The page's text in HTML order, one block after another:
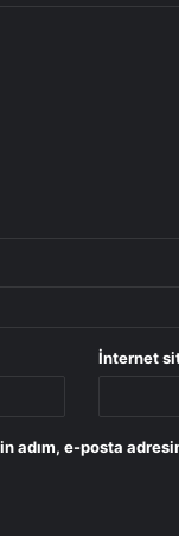
İnternet
adım, e-posta